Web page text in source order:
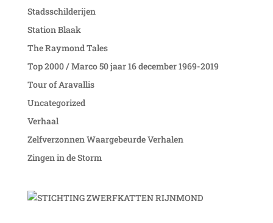
Stadsschilderijen
Station Blaak
The Raymond Tales
Top 2000 / Marco 50 jaar 16 december 1969-2019
Tour of Aravallis
Uncategorized
Verhaal
Zelfverzonnen Waargebeurde Verhalen
Zingen in de Storm